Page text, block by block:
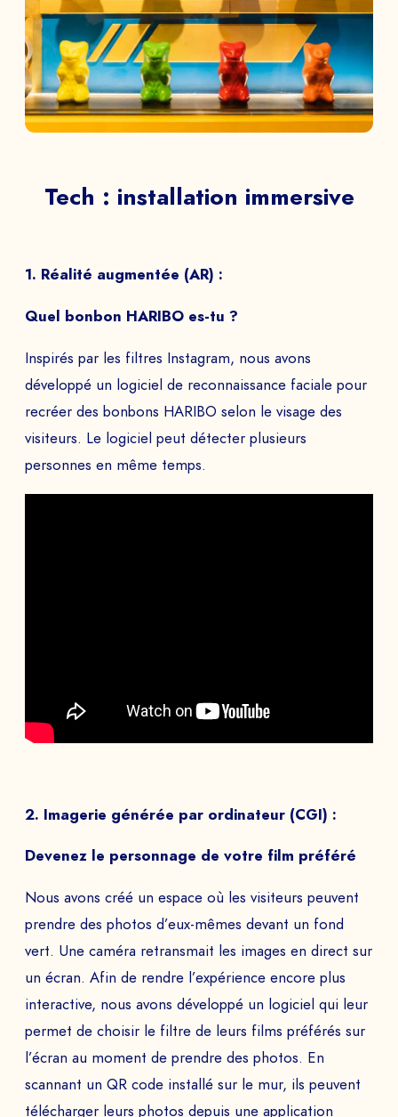
Tech : installation immersive
1. Réalité augmentée (AR) :
Quel bonbon HARIBO es-tu ?
Inspirés par les filtres Instagram, nous avons
développé un logiciel de reconnaissance faciale pour
recréer des bonbons HARIBO selon le visage des
visiteurs. Le logiciel peut détecter plusieurs
personnes en même temps.
2. Imagerie générée par ordinateur (CGI) :
Devenez le personnage de votre film préféré
Nous avons créé un espace où les visiteurs peuvent
prendre des photos d’eux-mêmes devant un fond
vert. Une caméra retransmait les images en direct sur
un écran. Afin de rendre l’expérience encore plus
interactive, nous avons développé un logiciel qui leur
permet de choisir le filtre de leurs films préférés sur
l’écran au moment de prendre des photos. En
scannant un QR code installé sur le mur, ils peuvent
télécharger leurs photos depuis une application
DEMANDEZ VOTRE
DÉMO
obtenez un aperçu de nos jeux immersifs.
NOM PRÉNOM *
SOCIÉTÉ *